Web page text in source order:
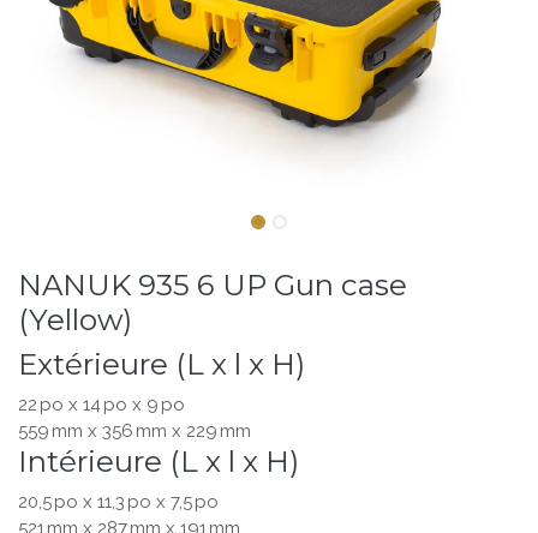
NANUK 935 6 UP Gun case
(Yellow)
Extérieure (L x l x H)
22 po x 14 po x 9 po
559 mm x 356 mm x 229 mm
Intérieure (L x l x H)
20,5 po x 11,3 po x 7,5 po
521 mm x 287 mm x 191 mm